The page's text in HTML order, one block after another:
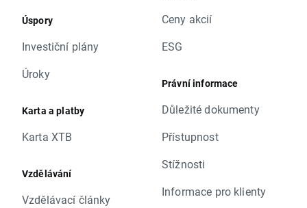
Úspory
Investiční plány
Úroky
Karta a platby
Karta XTB
Vzdělávání
Vzdělávací články
Ceny akcií
ESG
Právní informace
Důležité dokumenty
Přístupnost
Stížnosti
Informace pro klienty